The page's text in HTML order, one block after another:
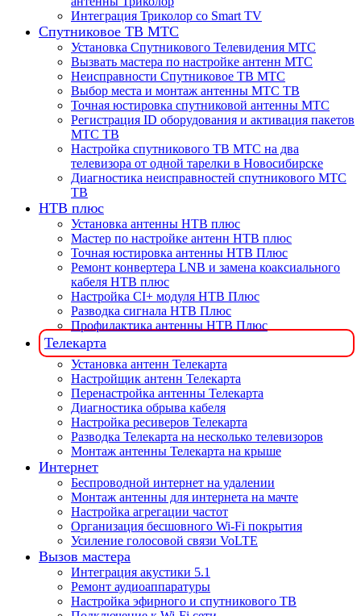
Интеграция Триколор со Smart TV
Спутниковое ТВ МТС
Установка Спутникового Телевидения МТС
Вызвать мастера по настройке антенн МТС
Неисправности Спутниковое ТВ МТС
Выбор места и монтаж антенны МТС ТВ
Точная юстировка спутниковой антенны МТС
Регистрация ID оборудования и активация пакетов
МТС ТВ
Настройка спутникового ТВ МТС на два
телевизора от одной тарелки в Новосибирске
Диагностика неисправностей спутникового МТС
ТВ
НТВ плюс
Установка антенны НТВ плюс
Мастер по настройке антенн НТВ плюс
Точная юстировка антенны НТВ Плюс
Ремонт конвертера LNB и замена коаксиального
кабеля НТВ плюс
Настройка CI+ модуля НТВ Плюс
Разводка сигнала НТВ Плюс
Профилактика антенны НТВ Плюс
Телекарта
Установка антенн Телекарта
Настройщик антенн Телекарта
Перенастройка антенны Телекарта
Диагностика обрыва кабеля
Настройка ресиверов Телекарта
Разводка Телекарта на несколько телевизоров
Монтаж антенны Телекарта на крыше
Интернет
Беспроводной интернет на удалении
Монтаж антенны для интернета на мачте
Настройка агрегации частот
Организация бесшовного Wi-Fi покрытия
Усиление голосовой связи VoLTE
Вызов мастера
Интеграция акустики 5.1
Ремонт аудиоаппаратуры
Настройка эфирного и спутникового ТВ